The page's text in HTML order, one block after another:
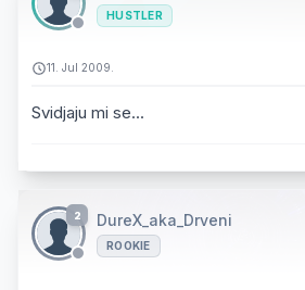
HUSTLER
11. Jul 2009.
Svidjaju mi se...
2 DureX_aka_Drveni
ROOKIE